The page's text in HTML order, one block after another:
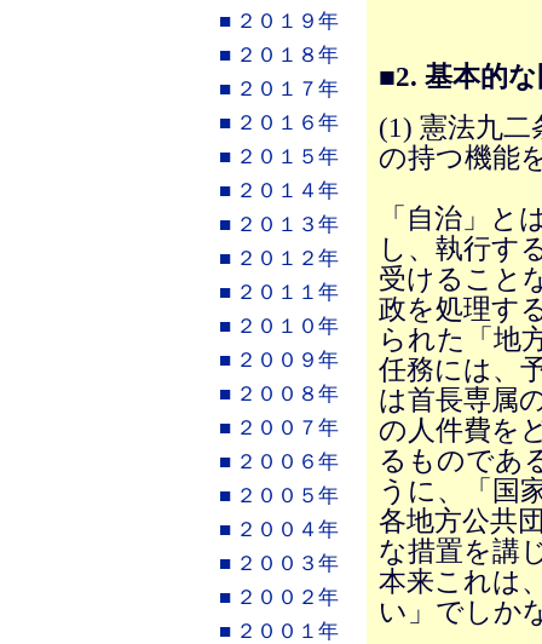
■ ２０１９年
■ ２０１８年
■ ２０１７年
■ ２０１６年
■ ２０１５年
■ ２０１４年
■ ２０１３年
■ ２０１２年
■ ２０１１年
■ ２０１０年
■ ２００９年
■ ２００８年
■ ２００７年
■ ２００６年
■ ２００５年
■ ２００４年
■ ２００３年
■ ２００２年
■ ２００１年
■2. 基本的
(1) 憲法九
の持つ機能
「自治」と
し、執行す
受けること
政を処理す
られた「地
任務には、
は首長専属
の人件費を
るものであ
うに、「国
各地方公共
な措置を講
本来これは
い」でしか